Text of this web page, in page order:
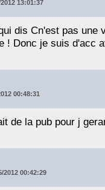
13:01:37
dis Cn'est pas une
! Donc je suis d'acc
00:48:31
de la pub pour j
2012 00:42:29